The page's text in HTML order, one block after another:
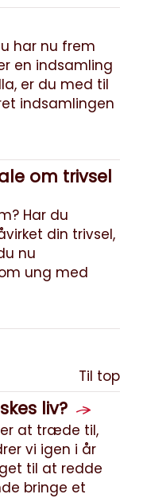
har nu frem
en indsamling
er du med til
indsamlingen
om trivsel
Har du
din trivsel,
nu
ung med
Til top
liv?
at træde til,
vi igen i år
til at redde
bringe et